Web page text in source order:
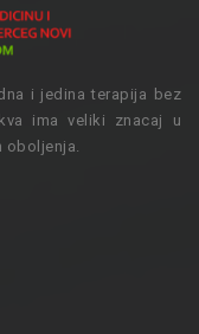
i jedina terapija bez
ima veliki znacaj u